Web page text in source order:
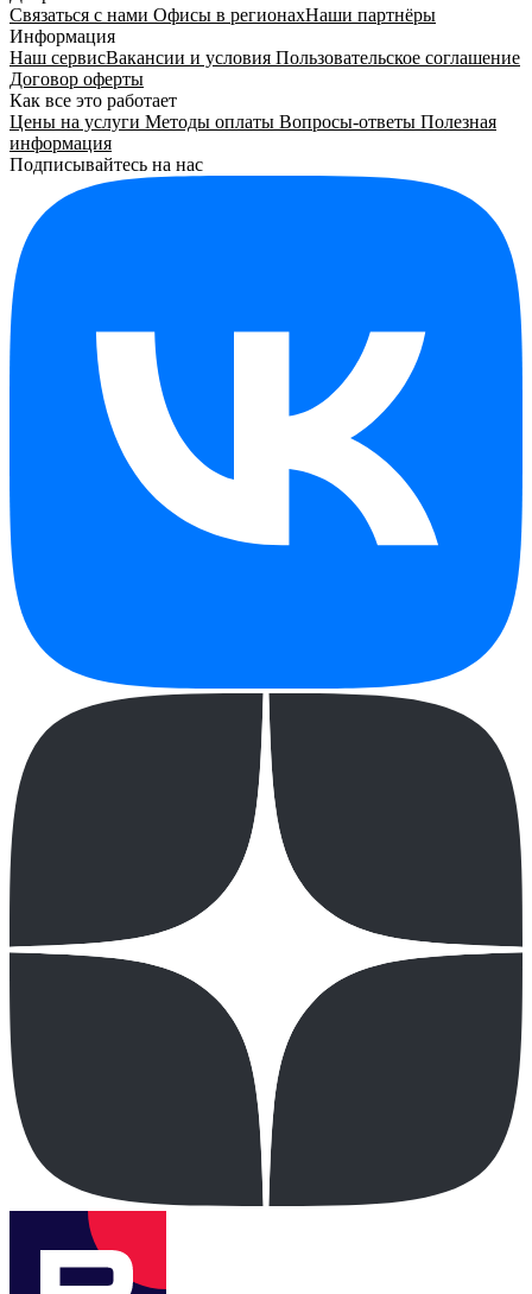
Связаться с нами Офисы в регионахНаши партнёры
Информация
Наш сервисВакансии и условия Пользовательское соглашение
Договор оферты
Как все это работает
Цены на услуги Методы оплаты Вопросы-ответы Полезная
информация
Подписывайтесь на нас